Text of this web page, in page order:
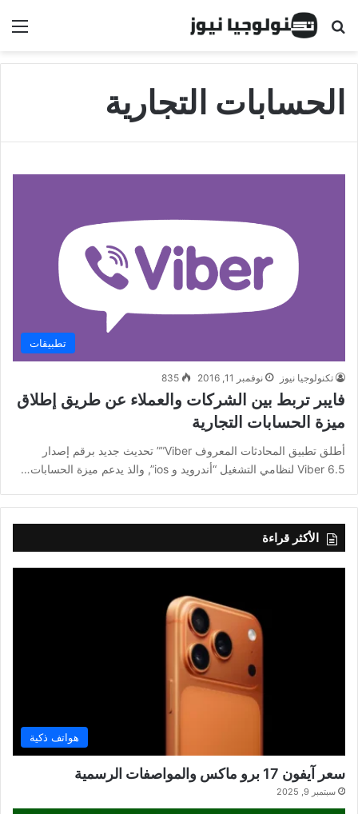
البحث عن
الحسابات التجارية
تطبيقات
تكنولوجيا نيوز نوفمبر 11, 2016 835
فايبر تربط بين الشركات والعملاء عن طريق إطلاق
ميزة الحسابات التجارية
أطلق تطبيق المحادثات المعروف Viber”” تحديث جديد برقم إصدار
Viber 6.5 لنظامي التشغيل “أندرويد و ios”, والذ يدعم ميزة الحسابات…
الأكثر قراءة
هواتف ذكية
سعر آيفون 17 برو ماكس والمواصفات الرسمية
سبتمبر 9, 2025